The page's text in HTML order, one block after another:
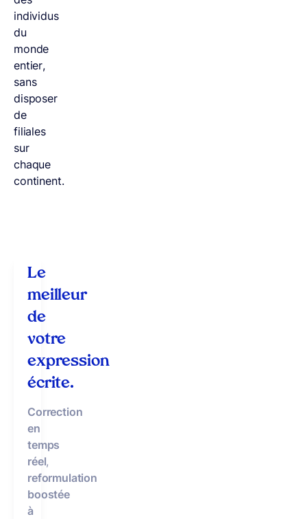
individus
du
monde
entier,
sans
disposer
de
filiales
sur
chaque
continent.
Le
meilleur
de
votre
expression
écrite.
Correction
en
temps
réel,
reformulation
boostée
à